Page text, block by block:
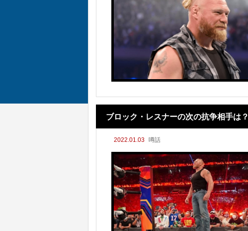
ブロック・レスナーの次の抗争相手は？
2022.01.03 噂話